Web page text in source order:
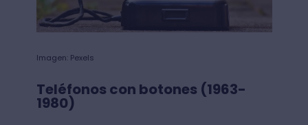
Imagen: Pexels
Teléfonos con botones (1963-
1980)